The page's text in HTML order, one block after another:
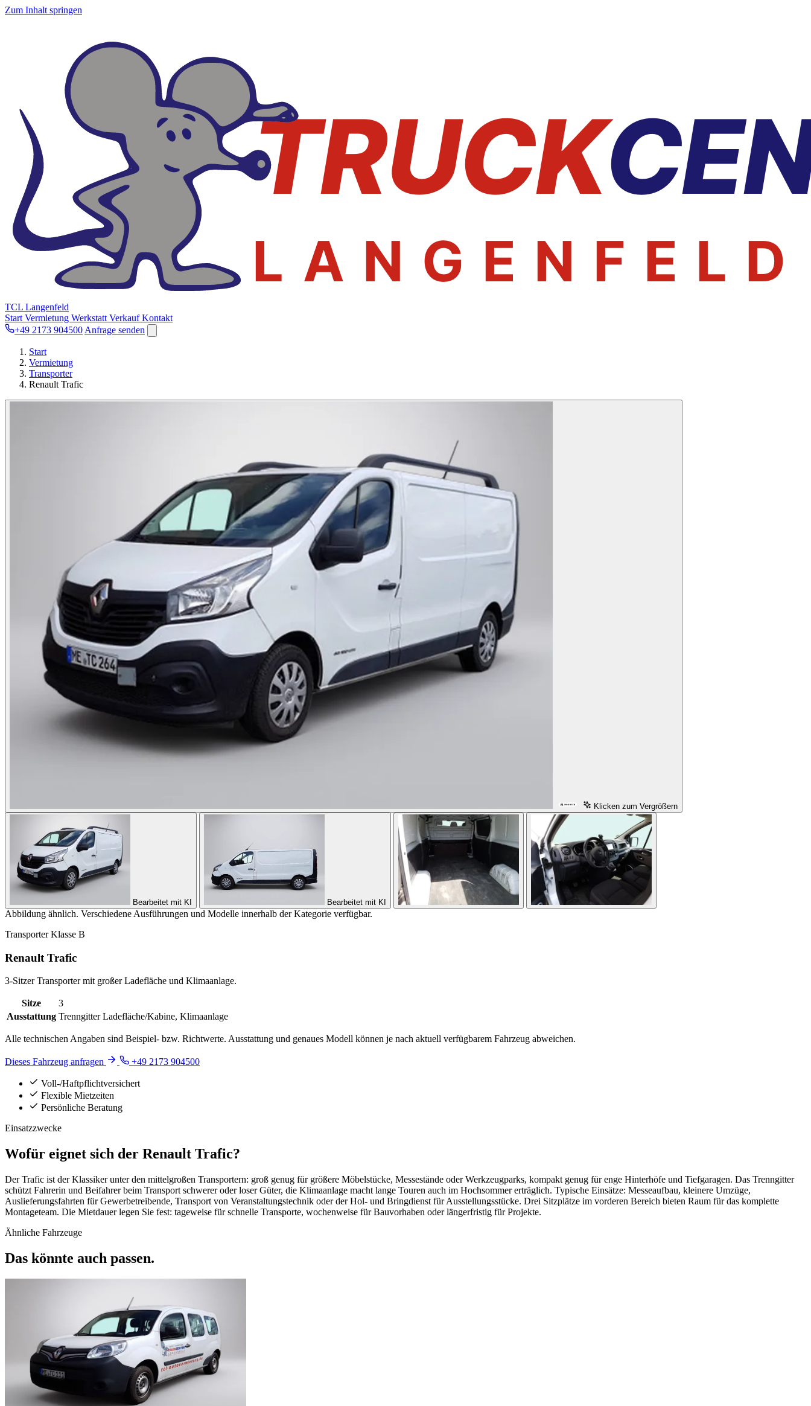
Zum Inhalt springen
TCL Langenfeld
Start Vermietung Werkstatt VerkaufKontakt
+49 2173 904500 Anfrage senden
Start
Vermietung
Transporter
Renault Trafic
Klicken zum Vergrößern
Bearbeitet mit KI Bearbeitet mit KI
Abbildung ähnlich. Verschiedene Ausführungen und Modelle innerhalb der Kategorie verfügbar.
Transporter Klasse B
Renault Trafic
3-Sitzer Transporter mit großer Ladefläche und Klimaanlage.
Sitze
3
Ausstattung Trenngitter Ladefläche/Kabine, Klimaanlage
Alle technischen Angaben sind Beispiel- bzw. Richtwerte. Ausstattung und genaues Modell können je nach aktuell verfügbarem Fahrzeug abweichen.
Dieses Fahrzeug anfragen +49 2173 904500
Voll-/Haftpflichtversichert
Flexible Mietzeiten
Persönliche Beratung
Einsatzzwecke
Wofür eignet sich der Renault Trafic?
Der Trafic ist der Klassiker unter den mittelgroßen Transportern: groß genug für größere Möbelstücke, Messestände oder Werkzeugparks, kompakt genug für enge Hinterhöfe und Tiefgaragen. Das Trenngitter
schützt Fahrerin und Beifahrer beim Transport schwerer oder loser Güter, die Klimaanlage macht lange Touren auch im Hochsommer erträglich. Typische Einsätze: Messeaufbau, kleinere Umzüge,
Auslieferungsfahrten für Gewerbetreibende, Transport von Veranstaltungstechnik oder der Hol- und Bringdienst für Ausstellungsstücke. Drei Sitzplätze im vorderen Bereich bieten Raum für das komplette
Montageteam. Die Mietdauer legen Sie fest: tageweise für schnelle Transporte, wochenweise für Bauvorhaben oder längerfristig für Projekte.
Ähnliche Fahrzeuge
Das könnte auch passen.